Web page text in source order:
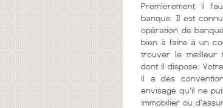
Premièrement il
banque. Il est
opération de
bien à faire à un
trouver le meilleur
dont il dispose.
il a des
envisagé qu'il ne
immobilier ou